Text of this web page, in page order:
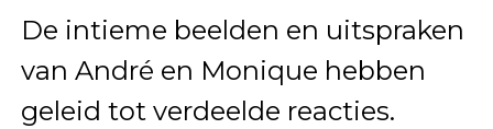
De intieme beelden en uitspraken
van André en Monique hebben
geleid tot verdeelde reacties.